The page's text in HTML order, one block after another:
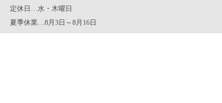
定休日…水・木曜日
夏季休業…8月3日～8月16日